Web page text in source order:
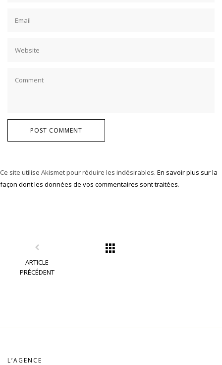
POST COMMENT
Ce site utilise Akismet pour réduire les indésirables. En savoir plus sur la
façon dont les données de vos commentaires sont traitées.
ARTICLE
PRÉCÉDENT
L’AGENCE